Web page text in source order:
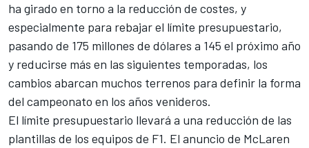
ha girado en torno a la reducción de costes, y
especialmente para rebajar el límite presupuestario,
pasando de 175 millones de dólares a 145 el próximo año
y reducirse más en las siguientes temporadas, los
cambios abarcan muchos terrenos para definir la forma
del campeonato en los años venideros.
El límite presupuestario llevará a una reducción de las
plantillas de los equipos de F1. El anuncio de McLaren